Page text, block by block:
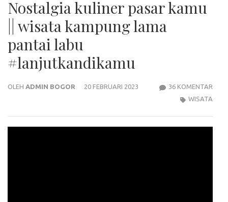
Nostalgia kuliner pasar kamu
|| wisata kampung lama
pantai labu
#lanjutkandikamu
OLEH ADMIN BOGOR 20 FEBRUARI 2023 36 KOMENTAR
WISATA